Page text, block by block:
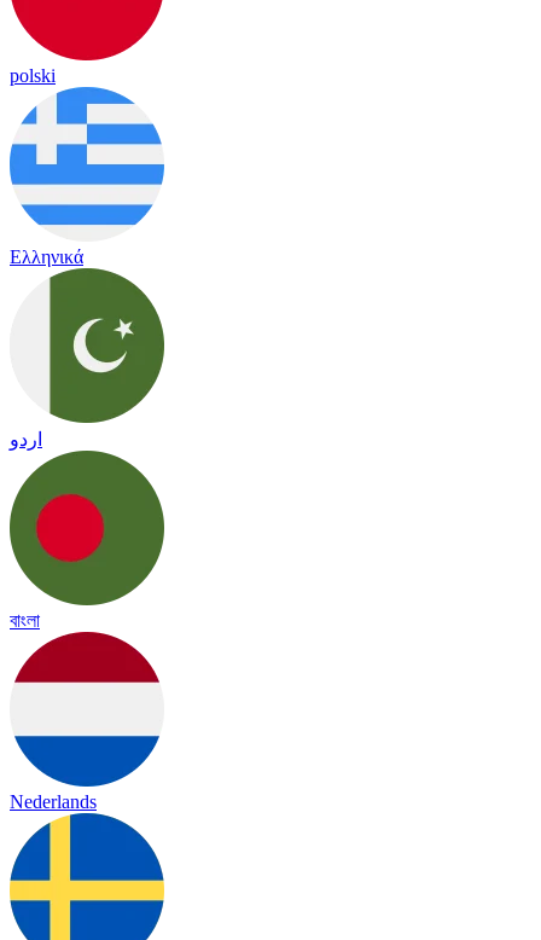
polski
Ελληνικά
اردو
বাংলা
Nederlands